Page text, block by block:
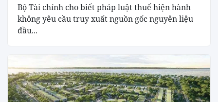
Bộ Tài chính cho biết pháp luật thuế hiện hành
không yêu cầu truy xuất nguồn gốc nguyên liệu
đầu...